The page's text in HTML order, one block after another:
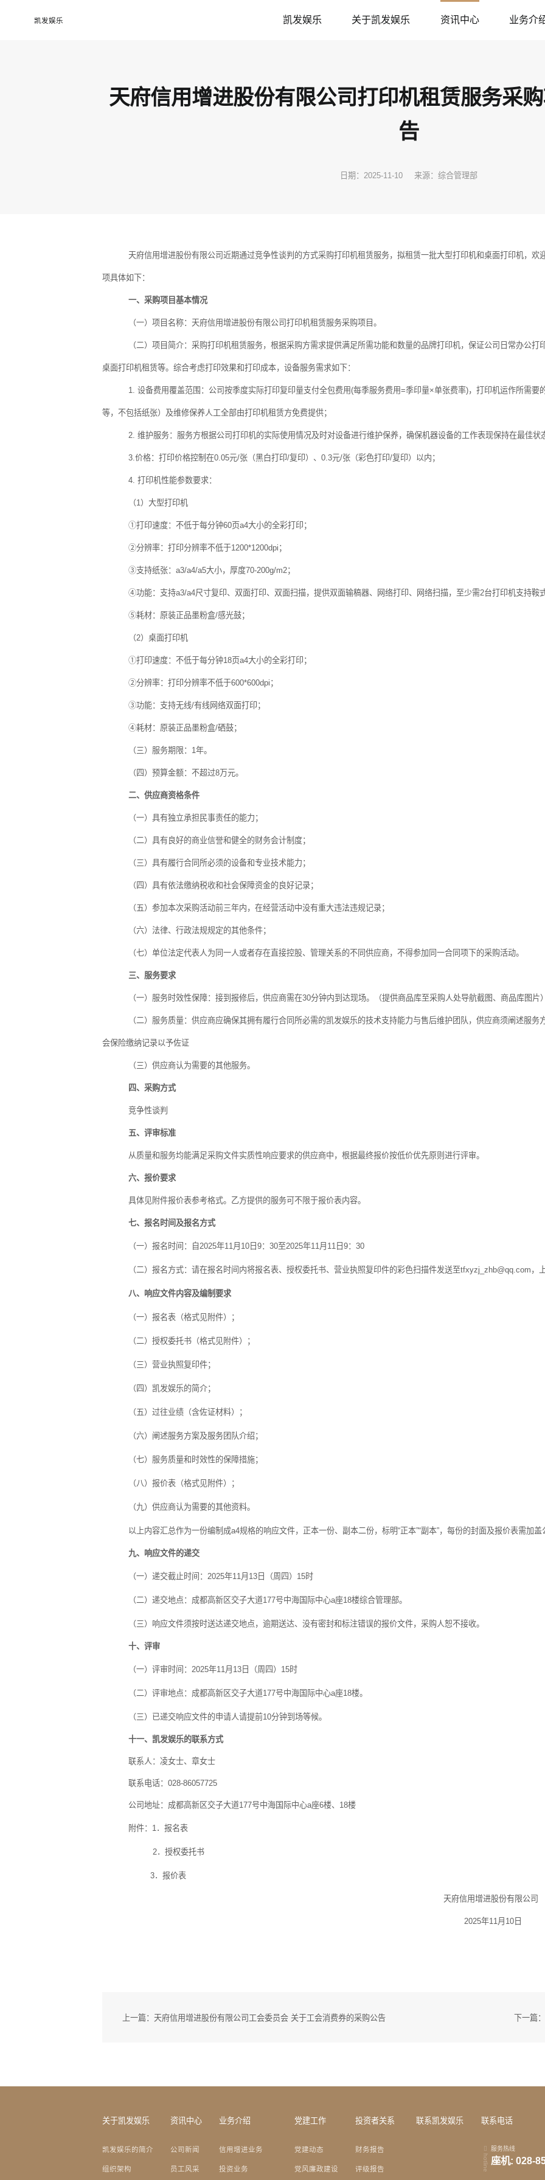
凯发娱乐 凯发娱乐 关于凯发娱乐 资讯中心 业务介
天府信用增进股份有限公司打印机租赁服务采
告
日期：2025-11-10 来源：综合管理部
天府信用增进股份有限公司近期通过竞争性谈判的方式采购打印机租赁服务，拟租赁一批大型打印机和桌面打印机，
项具体如下：
一、采购项目基本情况
（一）项目名称： 天府信用增进股份有限公司打印机租赁服务采购项目。
（二） 项目简介：采购打印机租赁服务，根据采购方需求提供满足所需功能和数量的品牌打印机，保证公司日常办公打
桌面打印机租赁等。综合考虑打印效果和打印成本，设备服务需求如下：
1. 设备费用覆盖范围：公司按季度实际打印复印量支付全包费用(每季服务费用=季印量×单张费率)，打印机运作所需要
等，不包括纸张）及维修保养人工全部由打印机租赁方免费提供；
2. 维护服务：服务方根据公司打印机的实际使用情况及时对设备进行维护保养，确保机器设备的工作表现保持在最佳状
3.价格：打印价格控制在0.05元/张（黑白打印/复印）、 0.3元/张（彩色打印/复印）以内；
4. 打印机性能参数要求：
（1）大型打印机
①打印速度：不低于每分钟60页a4大小的全彩打印；
②分辨率：打印分辨率不低于1200*1200dpi ；
③支持纸张： a3/a4/a5大小，厚度70-200g/m2；
④功能：支持a3/a4尺寸复印、双面打印、双面扫描，提供双面输稿器、网络打印、网络扫描，至少需2台打印机支持鞍
⑤耗材：原装正品墨粉盒/感光鼓；
（2）桌面打印机
①打印速度：不低于每分钟18页a4大小的全彩打印；
②分辨率：打印分辨率不低于600*600dpi ；
③功能：支持无线/有线网络双面打印；
④耗材：原装正品墨粉盒/硒鼓；
（三）服务期限： 1年。
（四）预算金额：不超过8万元。
二、供应商资格条件
（一）具有独立承担民事责任的能力；
（二）具有良好的商业信誉和健全的财务会计制度；
（三）具有履行合同所必须的设备和专业技术能力；
（四）具有依法缴纳税收和社会保障资金的良好记录；
（五）参加本次采购活动前三年内，在经营活动中没有重大违法违规记录；
（六）法律、行政法规规定的其他条件；
（七）单位法定代表人为同一人或者存在直接控股、管理关系的不同供应商，不得参加同一合同项下的采购活动。
三、服务要求
（一）服务时效性保障：接到报修后，供应商需在30分钟内到达现场。（提供商品库至采购人处导航截图、商品库图片）
（二）服务质量：供应商应确保其拥有履行合同所必需的凯发娱乐的技术支持能力与售后维护团队，供应商须阐述服务
会保险缴纳记录以予佐证
（三）供应商认为需要的其他服务。
四、采购方式
竞争性谈判
五、评审标准
从质量和服务均能满足采购文件实质性响应要求的供应商中，根据最终报价按低价优先原则进行评审。
六、报价要求
具体见附件报价表参考格式。乙方提供的服务可不限于报价表内容。
七、报名时间及报名方式
（一）报名时间：自2025年11月 10 日 9： 30至2025年11月 11 日 9： 30
（二）报名方式：请在报名时间内将报名表、授权委托书、 营业执照复印件的彩色扫描件发送至tfxyzj_zhb@qq.com ，
八、响应文件内容及编制要求
（一）报名表（格式见附件）；
（二）授权委托书（格式见附件）；
（三）营业执照复印件；
（四）凯发娱乐的简介；
（五）过往业绩（含佐证材料）；
（六）阐述服务方案及服务团队介绍；
（七）服务质量和时效性的保障措施；
（八）报价表（格式见附件）；
（九）供应商认为需要的其他资料。
以上内容汇总作为一份编制成a4规格的响应文件，正本一份、副本二份，标明“正本”“副本”，每份的封面及报价表需加盖
九、响应文件的递交
（一） 递交截止时间： 2025年11月 13 日（周四） 15时
（二） 递交地点：成都高新区交子大道177号中海国际中心a座18楼综合管理部。
（三） 响应文件须按时送达递交地点， 逾期送达、没有密封和标注错误的报价文件，采购人恕不接收。
十、评审
（一）评审时间： 2025年11月 13 日（周四） 15时
（二）评审地点：成都高新区交子大道177号中海国际中心a座18楼。
（三）已递交响应文件的申请人请提前10分钟到场等候。
十一、凯发娱乐的联系方式
联系人：凌女士、章女士
联系电话： 028-86057725
公司地址：成都高新区交子大道177号中海国际中心a座6楼、 18楼
附件： 1．报名表
2．授权委托书
3．报价表
天府信用增进股份有限公司
2025年11月 10 日
上一篇：天府信用增进股份有限公司工会委员会 关于工会消费券的采购公告
关于凯发娱乐
凯发娱乐的简介
组织架构
资讯中心
公司新闻
员工风采
业务介绍
信用增进业务
投资业务
党建工作
党建动态
党风廉政建设
投资者关系
财务报告
评级报告
联系凯发娱乐 联系电话
hotline
服务热线
座机: 028-